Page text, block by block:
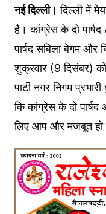
नई दिल्ली। दिल्ली में
है। कांग्रेस के दो
पार्षद सबिला बेगम और
शुक्रवार (9 दिसंबर)
पार्टी नगर निगम
कि कांग्रेस के दो
लिए आप और मजबूत हो